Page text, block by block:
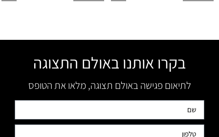
בקרו אותנו באולם התצוגה
לתיאום פגישה באולם תצוגה, מלאו את הטופס